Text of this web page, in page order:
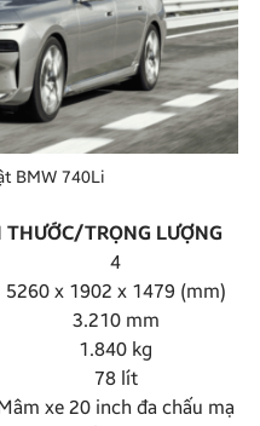
BMW 740Li
THƯỚC/TRỌNG LƯỢNG
4
5260 x 1902 x 1479 (mm)
3.210 mm
1.840 kg
78 lít
xe 20 inch đa chấu mạ